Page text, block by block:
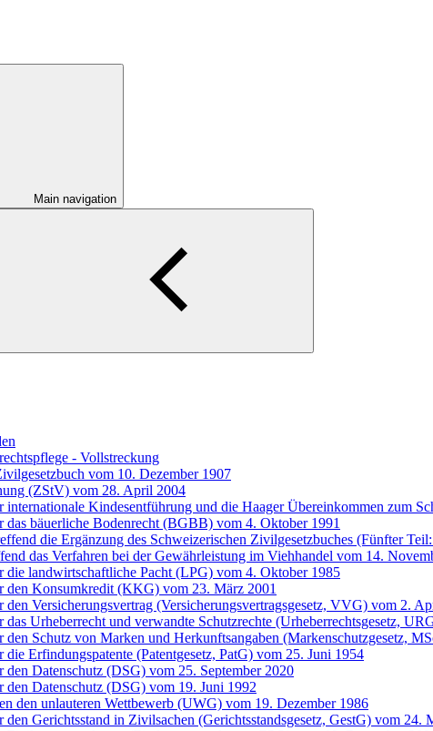
Main navigation
- Vollstreckung
vom 10. Dezember 1907
(ZStV) vom 28. April 2004
internationale Kindesentführung und die Haager Übereinkommen zum
das bäuerliche Bodenrecht (BGBB) vom 4. Oktober 1991
die Ergänzung des Schweizerischen Zivilgesetzbuches (Fünfter
das Verfahren bei der Gewährleistung im Viehhandel vom 14.
die landwirtschaftliche Pacht (LPG) vom 4. Oktober 1985
den Konsumkredit (KKG) vom 23. März 2001
den Versicherungsvertrag (Versicherungsvertragsgesetz, VVG) vom 2.
das Urheberrecht und verwandte Schutzrechte (Urheberrechtsgesetz,
den Schutz von Marken und Herkunftsangaben (Markenschutzgesetz,
die Erfindungspatente (Patentgesetz, PatG) vom 25. Juni 1954
den Datenschutz (DSG) vom 25. September 2020
den Datenschutz (DSG) vom 19. Juni 1992
den unlauteren Wettbewerb (UWG) vom 19. Dezember 1986
den Gerichtsstand in Zivilsachen (Gerichtsstandsgesetz, GestG) vom 24.